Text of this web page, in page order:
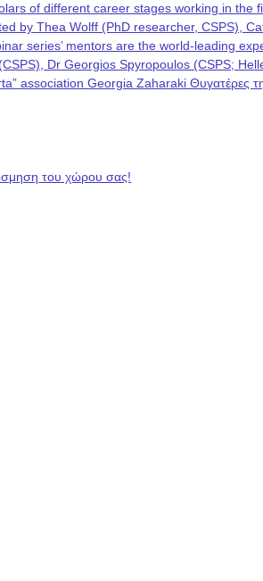
of different career stages working in
by Thea Wolff (PhD researcher, CSPS),
series’ mentors are the world-leading
Dr Georgios Spyropoulos (CSPS;
association Georgia Zaharaki Θυγατέρες
του χώρου σας!